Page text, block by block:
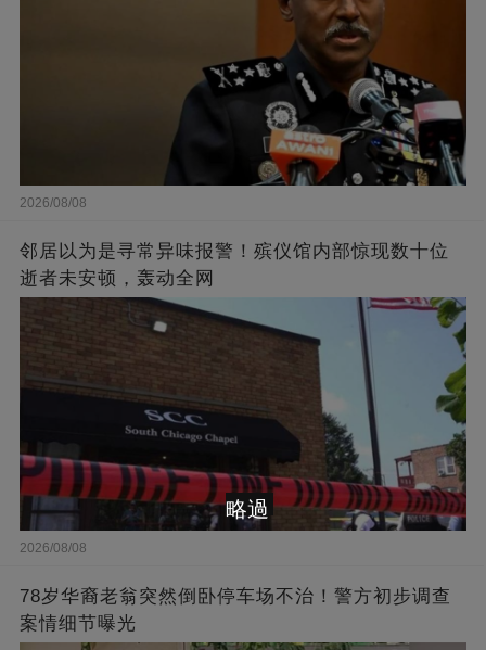
2026/08/08
邻居以为是寻常异味报警！殡仪馆内部惊现数十位
逝者未安顿，轰动全网
2026/08/08
78岁华裔老翁突然倒卧停车场不治！警方初步调查
案情细节曝光
略過